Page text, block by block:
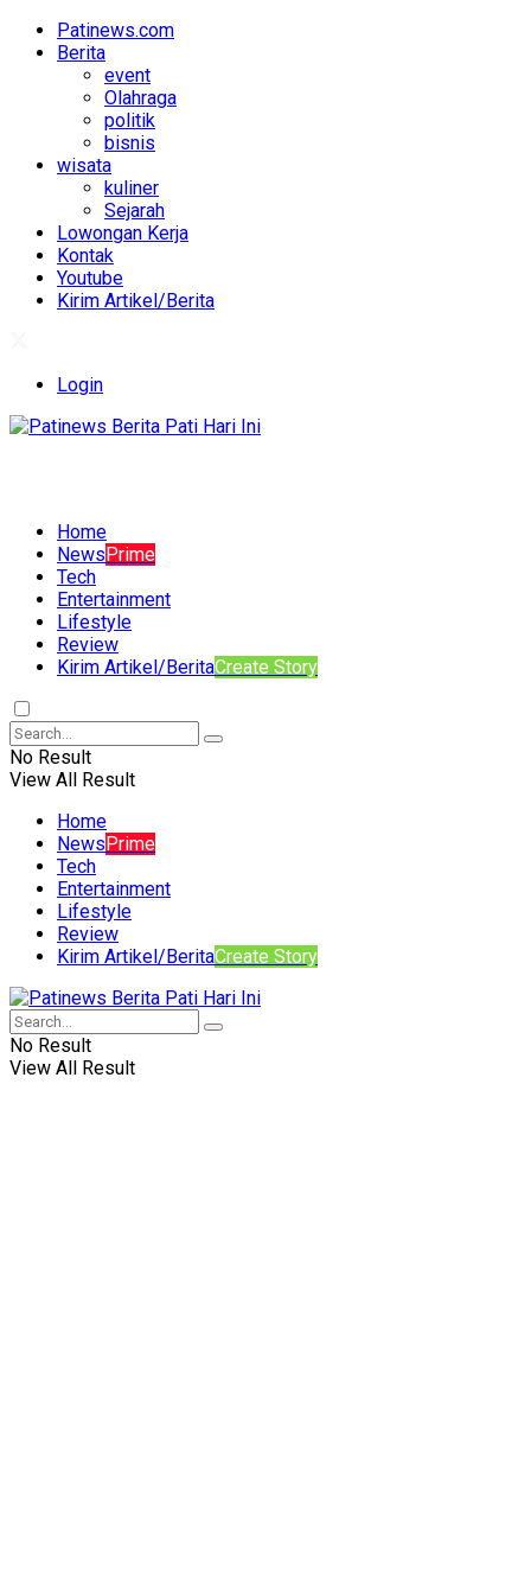
Patinews.com
Berita
event
Olahraga
politik
bisnis
wisata
kuliner
Sejarah
Lowongan Kerja
Kontak
Youtube
Kirim Artikel/Berita
Login
Home
NewsPrime
Tech
Entertainment
Lifestyle
Review
Kirim Artikel/BeritaCreate Story
No Result
View All Result
Home
NewsPrime
Tech
Entertainment
Lifestyle
Review
Kirim Artikel/BeritaCreate Story
No Result
View All Result